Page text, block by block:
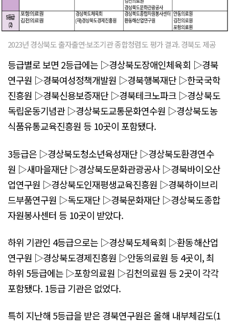
2023년 경상북도 출자출연·보조기관 종합청렴도 평가 결과. 경북도 제공
등급별로 보면 2등급에는 ▷경상북도장애인체육회 ▷경북
연구원 ▷경북여성정책개발원 ▷경북행복재단 ▷한국국학
진흥원 ▷경북신용보증재단 ▷경북테크노파크 ▷경상북도
독립운동기념관 ▷경상북도교통문화연수원 ▷경상북도농
식품유통교육진흥원 등 10곳이 포함됐다.
3등급은 ▷경상북도청소년육성재단 ▷경상북도환경연수
원 ▷새마을재단 ▷경상북도문화관광공사 ▷경북바이오산
업연구원 ▷경상북도인재평생교육진흥원 ▷경북하이브리
드부품연구원 ▷독도재단 ▷경북문화재단 ▷경상북도종합
자원봉사센터 등 10곳이 받았다.
하위 기관인 4등급으로는 ▷경상북도체육회 ▷환동해산업
연구원 ▷경상북도경제진흥원 ▷안동의료원 등 4곳이, 최
하위 5등급에는 ▷포항의료원 ▷김천의료원 등 2곳이 각각
포함됐다. 1등급 기관은 없었다.
특히 지난해 5등급을 받은 경북연구원은 올해 내부체감도(1